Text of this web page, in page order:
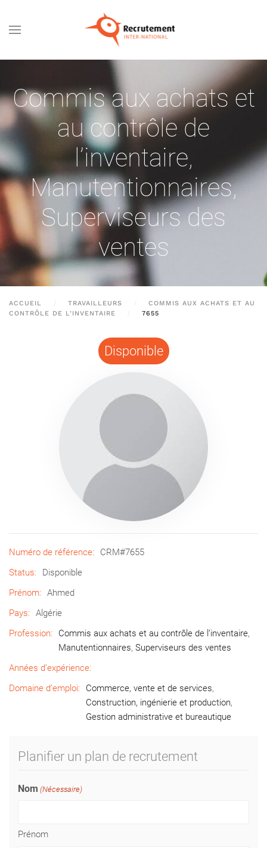
Passer au contenu principal
Commis aux achats et
au contrôle de
l’inventaire,
Manutentionnaires,
Superviseurs des
ventes
ACCUEIL TRAVAILLEURS
COMMIS AUX ACHATS ET AU
CONTRÔLE DE L’INVENTAIRE
7655
Disponible
Numéro de référence:
CRM#7655
Status:
Disponible
Prénom:
Ahmed
Pays:
Algérie
Profession:
Commis aux achats et au contrôle de l’inventaire,
Manutentionnaires, Superviseurs des ventes
Années d’expérience:
Domaine d’emploi:
Commerce, vente et de services,
Construction, ingénierie et production,
Gestion administrative et bureautique
Planifier un plan de recrutement
Nom (Nécessaire)
Prénom